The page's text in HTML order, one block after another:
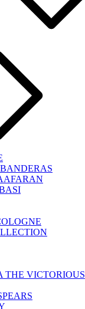
THE VICTORIOUS